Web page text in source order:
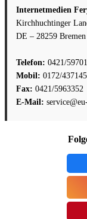
Internetmedien
Kirchhuchtinger
DE – 28259 Bremen
Telefon: 0421/
Mobil: 0172/
Fax: 0421/5963352
E-Mail: